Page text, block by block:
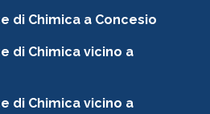
di Chimica a Concesio
di Chimica vicino a
di Chimica vicino a